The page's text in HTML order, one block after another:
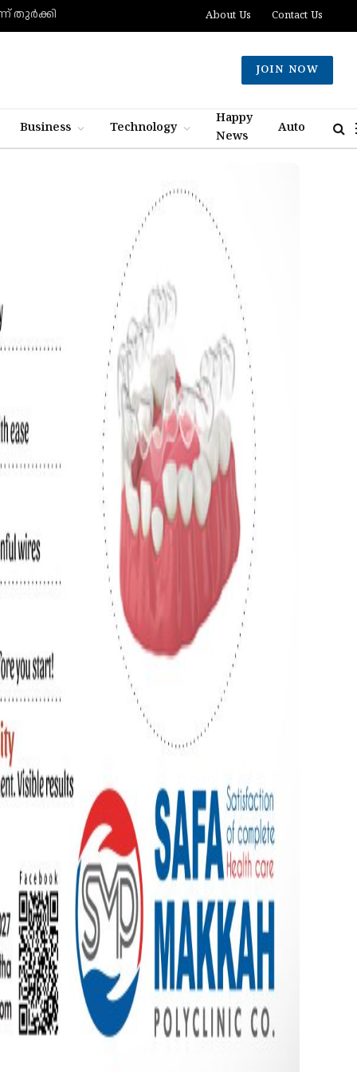
തുര്‍ക്കി About Us Contact Us
JOIN NOW
Business Technology
Happy
News
Auto